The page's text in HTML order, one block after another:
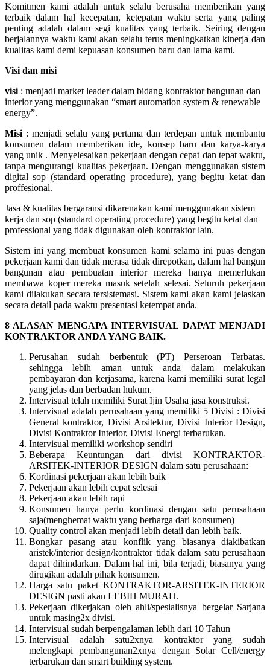
Komitmen kami adalah untuk selalu berusaha memberikan yang
terbaik dalam hal kecepatan, ketepatan waktu serta yang paling
penting adalah dalam segi kualitas yang terbaik. Seiring dengan
berjalannya waktu kami akan selalu terus meningkatkan kinerja dan
kualitas kami demi kepuasan konsumen baru dan lama kami.
Visi dan misi
visi : menjadi market leader dalam bidang kontraktor bangunan dan
interior yang menggunakan “smart automation system & renewable
energy”.
Misi : menjadi selalu yang pertama dan terdepan untuk membantu
konsumen dalam memberikan ide, konsep baru dan karya-karya
yang unik . Menyelesaikan pekerjaan dengan cepat dan tepat waktu,
tanpa mengurangi kualitas pekerjaan. Dengan menggunakan sistem
digital sop (standard operating procedure), yang begitu ketat dan
proffesional.
Jasa & kualitas bergaransi dikarenakan kami menggunakan sistem
kerja dan sop (standard operating procedure) yang begitu ketat dan
professional yang tidak digunakan oleh kontraktor lain.
Sistem ini yang membuat konsumen kami selama ini puas dengan
pekerjaan kami dan tidak merasa tidak direpotkan, dalam hal bangun
bangunan atau pembuatan interior mereka hanya memerlukan
membawa koper mereka masuk setelah selesai. Seluruh pekerjaan
kami dilakukan secara tersistemasi. Sistem kami akan kami jelaskan
secara detail pada waktu presentasi ketempat anda.
8 ALASAN MENGAPA INTERVISUAL DAPAT MENJADI
KONTRAKTOR ANDA YANG BAIK.
Perusahan sudah berbentuk (PT) Perseroan Terbatas.
sehingga lebih aman untuk anda dalam melakukan
pembayaran dan kerjasama, karena kami memiliki surat legal
yang jelas dan berbadan hukum.
Intervisual telah memiliki Surat Ijin Usaha jasa konstruksi.
Intervisual adalah perusahaan yang memiliki 5 Divisi : Divisi
General kontraktor, Divisi Arsitektur, Divisi Interior Design,
Divisi Kontraktor Interior, Divisi Energi terbarukan.
Intervisual memiliki workshop sendiri
Beberapa Keuntungan dari divisi KONTRAKTOR-
ARSITEK-INTERIOR DESIGN dalam satu perusahaan:
Kordinasi pekerjaan akan lebih baik
Pekerjaan akan lebih cepat selesai
Pekerjaan akan lebih rapi
Konsumen hanya perlu kordinasi dengan satu perusahaan
saja(menghemat waktu yang berharga dari konsumen)
Quality control akan menjadi lebih detail dan lebih baik.
Bongkar pasang atau konflik yang biasanya diakibatkan
aristek/interior design/kontraktor tidak dalam satu perusahaan
dapat dihindarkan. Dalam hal ini, bila terjadi, biasanya yang
dirugikan adalah pihak konsumen.
Harga satu paket KONTRAKTOR-ARSITEK-INTERIOR
DESIGN pasti akan LEBIH MURAH.
Pekerjaan dikerjakan oleh ahli/spesialisnya bergelar Sarjana
untuk masing2x divisi.
Intervisual sudah berpengalaman lebih dari 10 Tahun
Intervisual adalah satu2xnya kontraktor yang sudah
melengkapi pembangunan2xnya dengan Solar Cell/energy
terbarukan dan smart building system.